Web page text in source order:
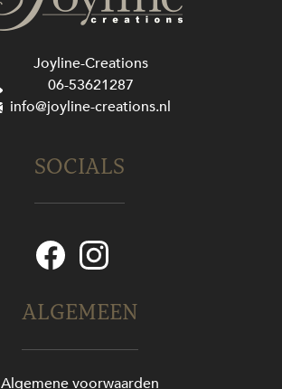
Joyline-Creations
06-53621287
info@joyline-creations.nl
ALGEMEEN
Algemene voorwaarden
SOCIALS